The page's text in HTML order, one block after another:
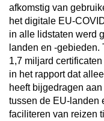
afkomstig van
het digitale EU-
in alle lidstaten werd
landen en -gebieden.
1,7 miljard
in het rapport dat
heeft bijgedragen
tussen de EU-landen
faciliteren van reizen